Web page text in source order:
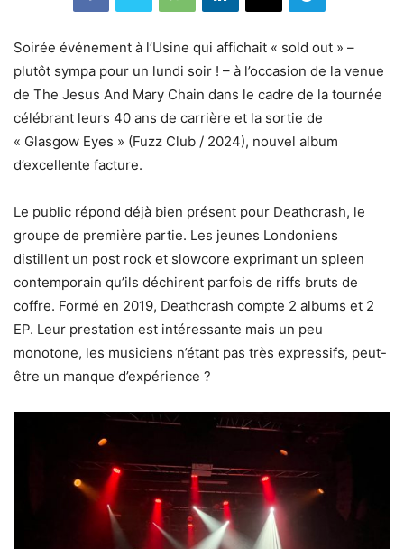
Soirée événement à l’Usine qui affichait « sold out » –
plutôt sympa pour un lundi soir ! – à l’occasion de la venue
de The Jesus And Mary Chain dans le cadre de la tournée
célébrant leurs 40 ans de carrière et la sortie de
« Glasgow Eyes » (Fuzz Club / 2024), nouvel album
d’excellente facture.
Le public répond déjà bien présent pour Deathcrash, le
groupe de première partie. Les jeunes Londoniens
distillent un post rock et slowcore exprimant un spleen
contemporain qu’ils déchirent parfois de riffs bruts de
coffre. Formé en 2019, Deathcrash compte 2 albums et 2
EP. Leur prestation est intéressante mais un peu
monotone, les musiciens n’étant pas très expressifs, peut-
être un manque d’expérience ?